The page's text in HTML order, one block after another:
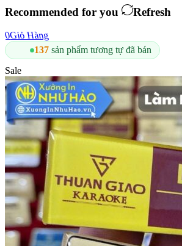
Recommended for you Refresh
0Giỏ Hàng
96,5% đánh giá tích cực về cửa hàng
Sale